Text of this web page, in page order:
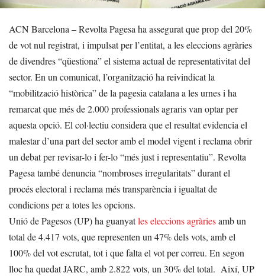
ACN Barcelona – Revolta Pagesa ha assegurat que prop del 20%
de vot nul registrat, i impulsat per l’entitat, a les eleccions agràries
de divendres “qüestiona” el sistema actual de representativitat del
sector. En un comunicat, l’organització ha reivindicat la
“mobilització històrica” de la pagesia catalana a les urnes i ha
remarcat que més de 2.000 professionals agraris van optar per
aquesta opció. El col·lectiu considera que el resultat evidencia el
malestar d’una part del sector amb el model vigent i reclama obrir
un debat per revisar-lo i fer-lo “més just i representatiu”. Revolta
Pagesa també denuncia “nombroses irregularitats” durant el
procés electoral i reclama més transparència i igualtat de
condicions per a totes les opcions.
Unió de Pagesos (UP) ha guanyatles eleccions agràriesamb un
total de 4.417 vots, que representen un 47% dels vots, amb el
100% del vot escrutat, tot i que falta el vot per correu. En segon
lloc ha quedat JARC, amb 2.822 vots, un 30% del total. Així, UP